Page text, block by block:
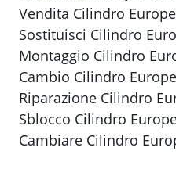
Vendita Cilindro
Sostituisci Cilindro
Montaggio Cilindro
Cambio Cilindro
Riparazione Cilindro
Sblocco Cilindro
Cambiare Cilindro